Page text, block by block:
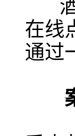
在线
通过
案